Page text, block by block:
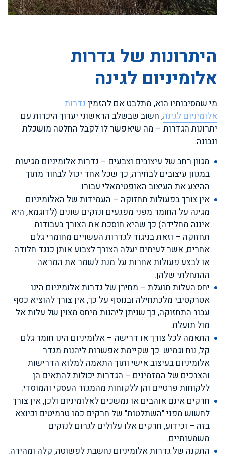
היתרונות של גדרות
אלומיניום לגינה
מי שמסיבותיו הוא, מתלבט אם להזמיןגדרות
אלומיניום לגינה, חשוב שבשלב הראשוני יערוך היכרות עם
יתרונות הגדרות – מה שיאפשר לו לקבל החלטה מושכלת
ונבונה:
מגוון רחב של עיצובים וצבעים – גדרות אלומיניום מגיעות
במגוון עיצובים לבחירה, כך שכל אחד יכול לבחור מתוך
ההיצע את העיצוב האופטימאלי עבורו.
אין צורך בפעולות תחזוקה – העמידות של האלומיניום
מגינה על החומר מפני מפגעים ונזקים שונים (לדוגמא, היא
איננה מחלידה) כך שהיא חוסכת את הצורך בעבודות
תחזוקה – וזאת בניגוד לגדרות העשויים מחומרי גלם
אחרים, אשר לעיתים יעלה הצורך לצבוע אותן כנגד חלודה
או לבצע פעולות אחרות על מנת לשמר את המראה
ההתחלתי שלהן.
יחס העלות תועלת – מחירן של גדרות אלומיניום הינו
אטרקטיבי מלכתחילה ובנוסף על כך, אין צורך להוציא כסף
עבור התחזוקה, כך שניתן ליהנות מיחס מצוין של עלות אל
מול תועלת.
התאמה לכל צורך או דרישה – אלומיניום הינו חומר גלם
קל, נוח וגמיש. כך שקיימת אפשרות ליהנות מגדר
אלומיניום בעיצוב אישי ותוך התאמה למלוא הדרישות
והצרכים של המזמינים – הגדרות יכולות להתאים הן
ללקוחות פרטיים והן ללקוחות מהמגזר העסקי והמוסדי.
חרקים אינם אוהבים או נמשכים לאלומיניום ולכן, אין צורך
לחשוש מפני "השתלטות" של חרקים כמו טרמיטים וכיוצא
בזה – וכידוע, חרקים אלו עלולים לגרום לנזקים
משמעותיים.
התקנה של גדרות אלומיניום נחשבת לפשוטה, קלה ומהירה.